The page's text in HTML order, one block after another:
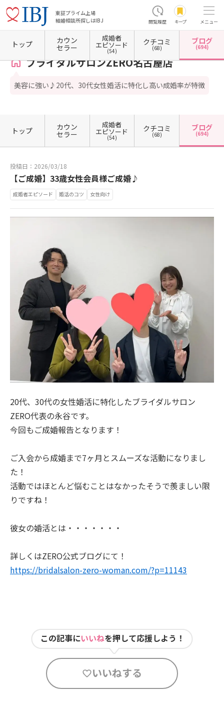
東証プライム上場
結婚相談所探しはIBJ
閲覧履歴 キープ メニュー
ホーム 愛知県の結婚相談所 愛知県名古屋市 愛知県名古屋市中区 愛知県名古屋市中
ブライダルサロンZERO名古屋店
美容に強い♪20代、30代女性婚活に特化し高い成婚率が特徴
トップ カウン
セラー
成婚者
エピソード
(54)
クチコミ
(68)
ブログ
(694)
トップ カウン
セラー
成婚者
エピソード
(54)
クチコミ
(68)
ブログ
(694)
投稿日：2026/03/18
【ご成婚】33歳女性会員様ご成婚♪
成婚者エピソード 婚活のコツ 女性向け
20代、30代の女性婚活に特化したブライダルサロン
ZERO代表の永谷です。
今回もご成婚報告となります！
ご入会から成婚まで7ヶ月とスムーズな活動になりまし
た！
活動ではほとんど悩むことはなかったそうで羨ましい限
りですね！
彼女の婚活とは・・・・・・・
詳しくはZERO公式ブログにて！
https://bridalsalon-zero-woman.com/?p=11143
この記事にいいねを押して応援しよう！
いいねする